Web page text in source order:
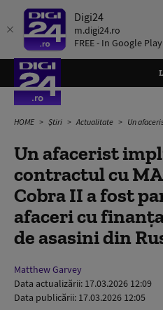
Digi24
m.digi24.ro
FREE - In Google Play
HOME Știri Actualitate Un afacerist implicat în
Un afacerist
contractul cu
Cobra II a fost
afaceri cu
de asasini din
Matthew Garvey
Data actualizării: 17.03.2026 12:09
Data publicării: 17.03.2026 12:05